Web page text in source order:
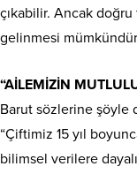
çıkabilir. Ancak
gelinmesi
“AİLEMİZİN
Barut sözlerine şöyle
“Çiftimiz 15 yıl
bilimsel verilere